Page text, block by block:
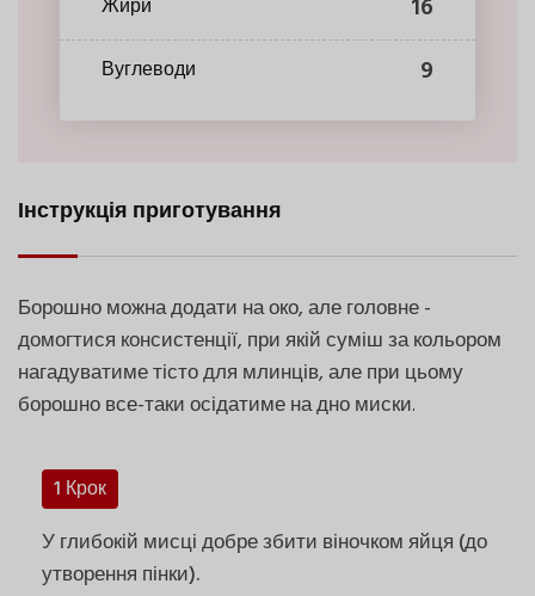
Жири 16
Вуглеводи 9
Інструкція приготування
Борошно можна додати на око, але головне -
домогтися консистенції, при якій суміш за кольором
нагадуватиме тісто для млинців, але при цьому
борошно все-таки осідатиме на дно миски.
1 Крок
У глибокій мисці добре збити віночком яйця (до
утворення пінки).